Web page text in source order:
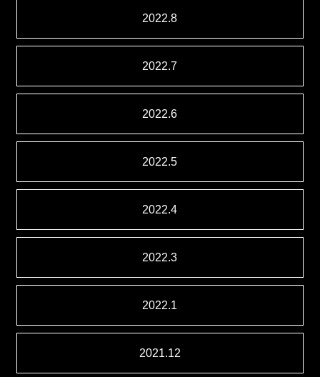
2022.8
2022.7
2022.6
2022.5
2022.4
2022.3
2022.1
2021.12